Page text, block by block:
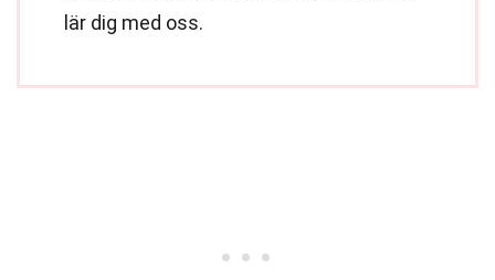
lär dig med oss.